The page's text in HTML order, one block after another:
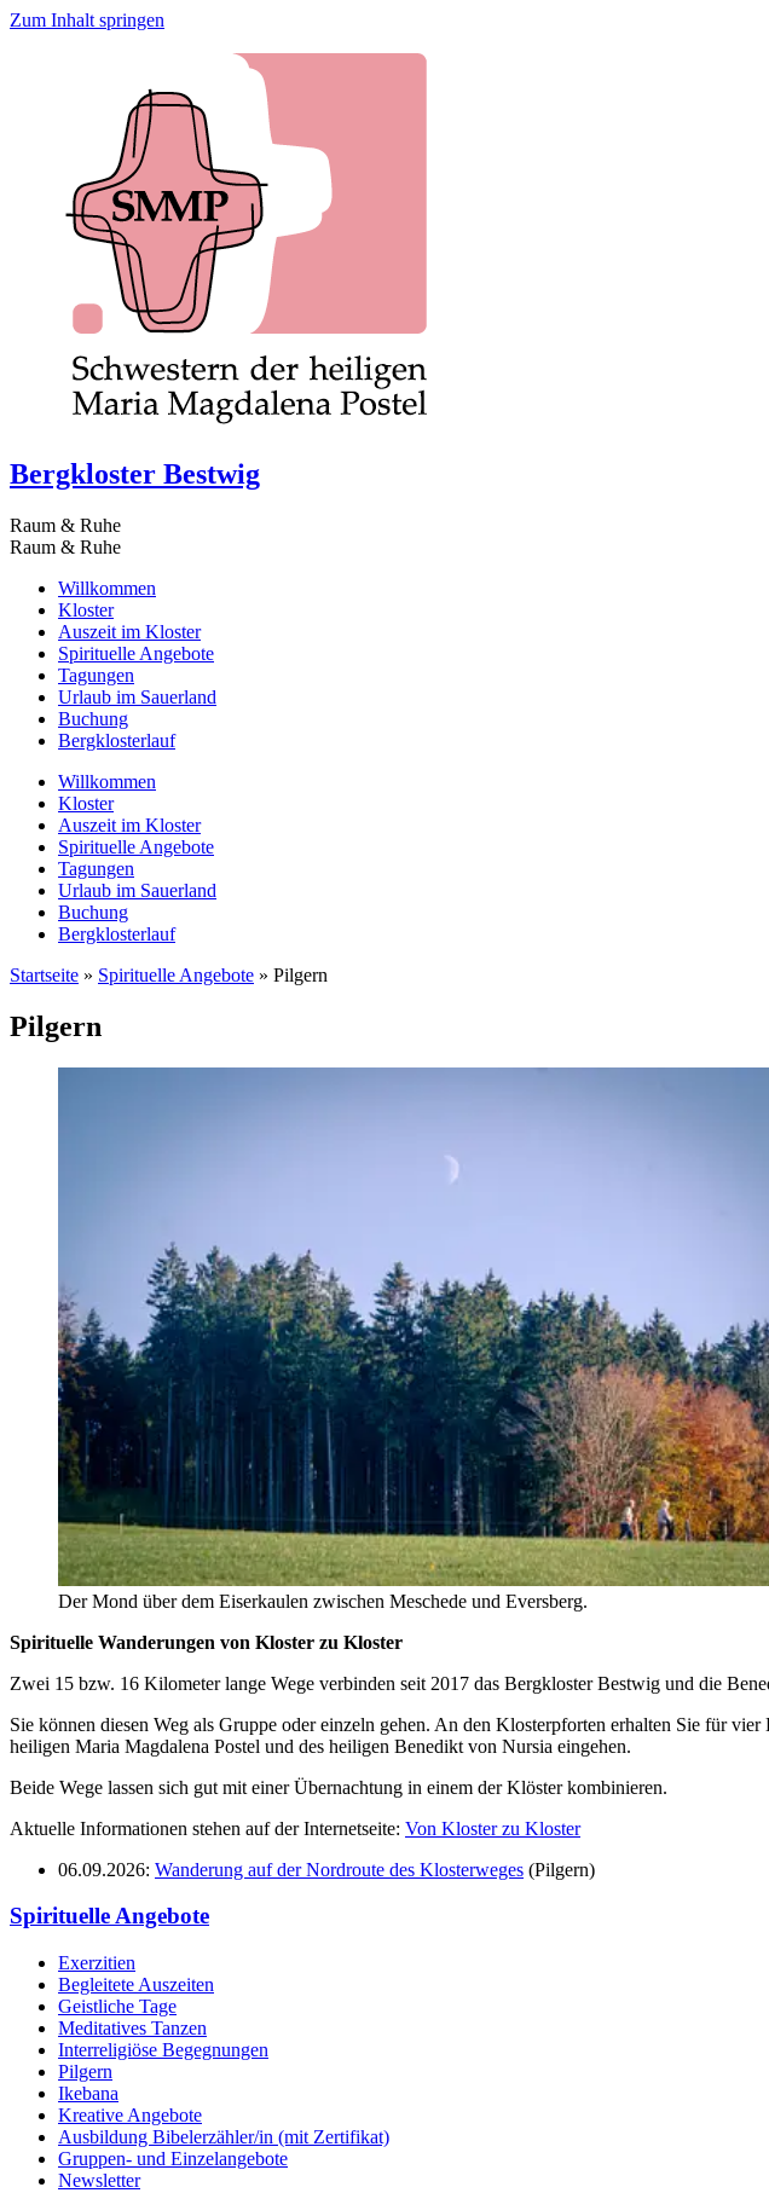
Zum Inhalt springen
Bergkloster Bestwig
Raum & Ruhe
Raum & Ruhe
Willkommen
Kloster
Auszeit im Kloster
Spirituelle Angebote
Tagungen
Urlaub im Sauerland
Buchung
Bergklosterlauf
Willkommen
Kloster
Auszeit im Kloster
Spirituelle Angebote
Tagungen
Urlaub im Sauerland
Buchung
Bergklosterlauf
Startseite » Spirituelle Angebote » Pilgern
Pilgern
Der Mond über dem Eiserkaulen zwischen Meschede und Eversberg.
Spirituelle Wanderungen von Kloster zu Kloster
Zwei 15 bzw. 16 Kilometer lange Wege verbinden seit 2017 das Bergkloster Bestwig und die
Sie können diesen Weg als Gruppe oder einzeln gehen. An den Klosterpforten erhalten Sie für
heiligen Maria Magdalena Postel und des heiligen Benedikt von Nursia eingehen.
Beide Wege lassen sich gut mit einer Übernachtung in einem der Klöster kombinieren.
Aktuelle Informationen stehen auf der Internetseite: Von Kloster zu Kloster
06.09.2026: Wanderung auf der Nordroute des Klosterweges (Pilgern)
Spirituelle Angebote
Exerzitien
Begleitete Auszeiten
Geistliche Tage
Meditatives Tanzen
Interreligiöse Begegnungen
Pilgern
Ikebana
Kreative Angebote
Ausbildung Bibelerzähler/in (mit Zertifikat)
Gruppen- und Einzelangebote
Newsletter